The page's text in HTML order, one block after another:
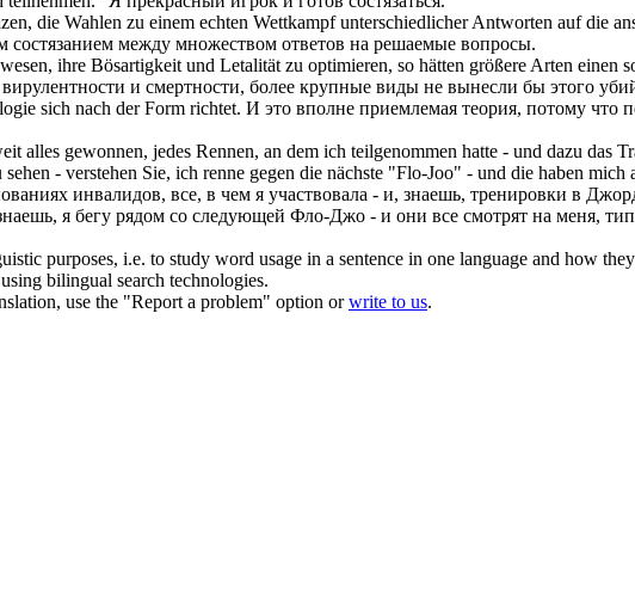
die Wahlen zu einem echten Wettkampfunterschiedlicher Antworten auf die
состязанием между множеством ответов на решаемые вопросы.
ihre Bösartigkeit und Letalität zu optimieren, so hätten größere Arten einen
и смертности, более крупные виды не вынесли бы этого
sich nach der Form richtet. И это вполне приемлемая теория, потому что
alles gewonnen, jedes Rennen, an dem ich teilgenommen hatte - und dazu das
- verstehen Sie, ich renne gegen die nächste "Flo-Joo" - und die haben
инвалидов, все, в чем я участвовала - и, знаешь, тренировки в
я бегу рядом со следующей Фло-Джо - и они все смотрят на меня,
purposes, i.e. to study word usage in a sentence in one language and how
bilingual search technologies.
use the "Report a problem" option orwrite to us.